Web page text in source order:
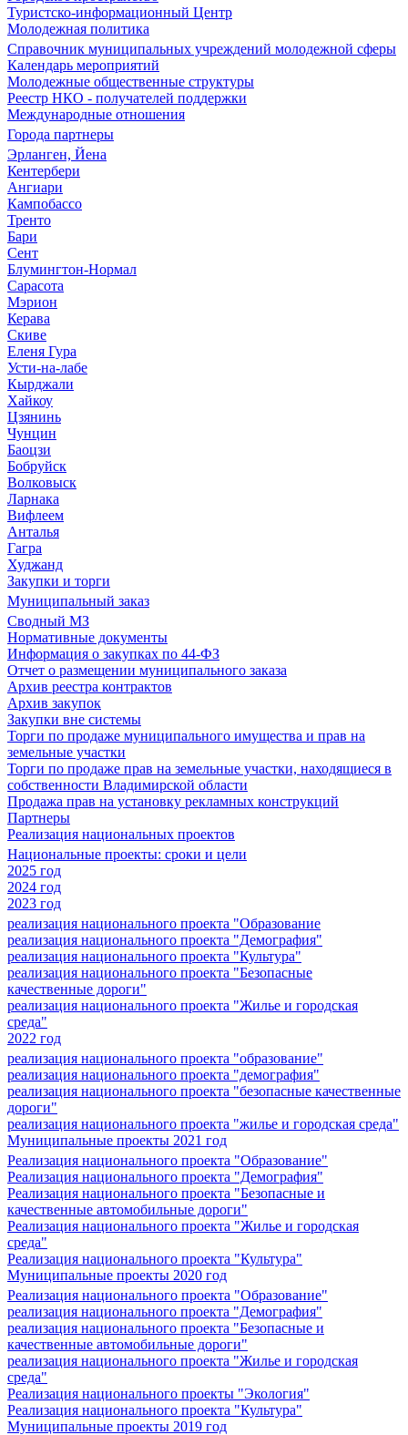
Туристско-информационный Центр
Молодежная политика
Справочник муниципальных учреждений молодежной сферы
Календарь мероприятий
Молодежные общественные структуры
Реестр НКО - получателей поддержки
Международные отношения
Города партнеры
Эрланген, Йена
Кентербери
Ангиари
Кампобассо
Тренто
Бари
Сент
Блумингтон-Нормал
Сарасота
Мэрион
Керава
Скиве
Еленя Гура
Усти-на-лабе
Кырджали
Хайкоу
Цзянинь
Чунцин
Баоцзи
Бобруйск
Волковыск
Ларнака
Вифлеем
Анталья
Гагра
Худжанд
Закупки и торги
Муниципальный заказ
Сводный МЗ
Нормативные документы
Информация о закупках по 44-ФЗ
Отчет о размещении муниципального заказа
Архив реестра контрактов
Архив закупок
Закупки вне системы
Торги по продаже муниципального имущества и прав на
земельные участки
Торги по продаже прав на земельные участки, находящиеся в
собственности Владимирской области
Продажа прав на установку рекламных конструкций
Партнеры
Реализация национальных проектов
Национальные проекты: сроки и цели
2025 год
2024 год
2023 год
реализация национального проекта "Образование
реализация национального проекта "Демография"
реализация национального проекта "Культура"
реализация национального проекта "Безопасные
качественные дороги"
реализация национального проекта "Жилье и городская
среда"
2022 год
реализация национального проекта "образование"
реализация национального проекта "демография"
реализация национального проекта "безопасные качественные
дороги"
реализация национального проекта "жилье и городская среда"
Муниципальные проекты 2021 год
Реализация национального проекта "Образование"
Реализация национального проекта "Демография"
Реализация национального проекта "Безопасные и
качественные автомобильные дороги"
Реализация национального проекта "Жилье и городская
среда"
Реализация национального проекта "Культура"
Муниципальные проекты 2020 год
Реализация национального проекта "Образование"
реализация национального проекта "Демография"
реализация национального проекта "Безопасные и
качественные автомобильные дороги"
реализация национального проекта "Жилье и городская
среда"
Реализация национального проекты "Экология"
Реализация национального проекта "Культура"
Муниципальные проекты 2019 год